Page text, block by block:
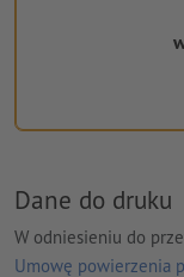
Dane do druku
W odniesieniu do
Umowę powierzenia